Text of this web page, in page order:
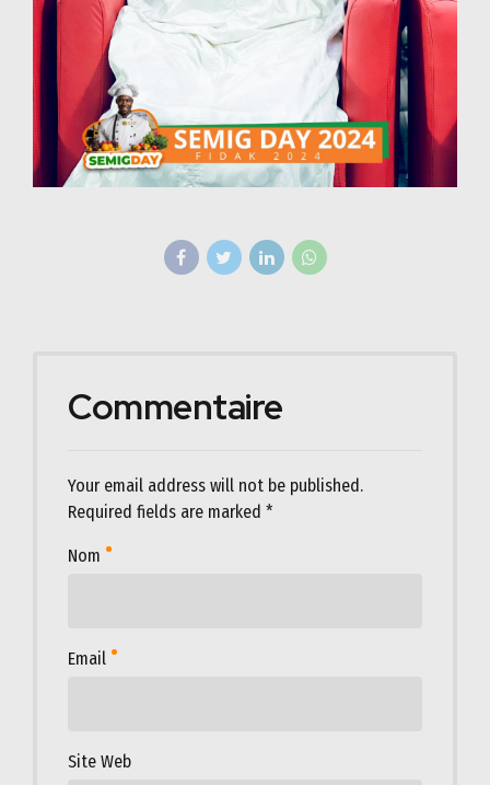
Commentaire
Your email address will not be published.
Required fields are marked *
Nom
Email
Site Web